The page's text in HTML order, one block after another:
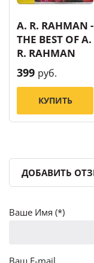
A. R. RAHMAN -
THE BEST OF A.
R. RAHMAN
399 руб.
КУПИТЬ
ДОБАВИТЬ
Ваше Имя (*)
Ваш E-mail